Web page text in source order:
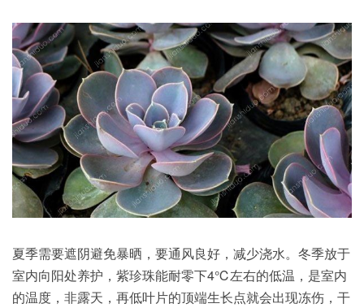
夏季需要遮阴避免暴晒，要通风良好，减少浇水。冬季放于
室内向阳处养护，紫珍珠能耐零下4℃左右的低温，是室内
的温度，非露天，再低叶片的顶端生长点就会出现冻伤，干